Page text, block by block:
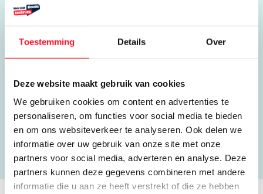
Toestemming Details Over
Deze website maakt gebruik van cookies
We gebruiken cookies om content en advertenties te
personaliseren, om functies voor social media te bieden
en om ons websiteverkeer te analyseren. Ook delen we
informatie over uw gebruik van onze site met onze
partners voor social media, adverteren en analyse. Deze
partners kunnen deze gegevens combineren met andere
informatie die u aan ze heeft verstrekt of die ze hebben
Condensor
Compressor